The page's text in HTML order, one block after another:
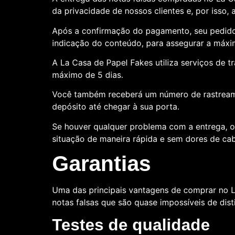
da privacidade de nossos clientes e, por isso,
Após a confirmação do pagamento, seu
indicação do conteúdo, para assegurar a
A La Casa de Papel Fakes utiliza serviços de
máximo de 5 dias.
Você também receberá um número de
depósito até chegar à sua porta.
Se houver qualquer problema com a entrega,
situação de maneira rápida e sem dores de
Garantias
Uma das principais vantagens de comprar no
notas falsas que são quase impossíveis de
Testes de qualidade